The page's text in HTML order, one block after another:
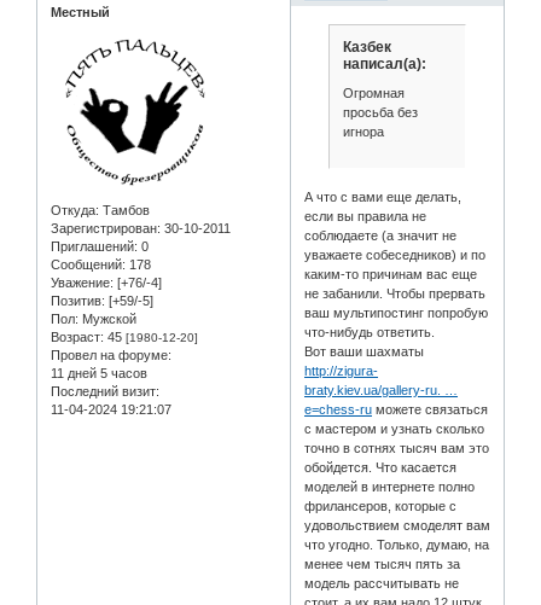
Местный
Откуда: Тамбов
Зарегистрирован: 30-10-2011
Приглашений: 0
Сообщений: 178
Уважение: [+76/-4]
Позитив: [+59/-5]
Пол: Мужской
Возраст: 45 [1980-12-20]
Провел на форуме:
11 дней 5 часов
Последний визит:
11-04-2024 19:21:07
Казбек
написал(а):
Огромная
просьба без
игнора
А что с вами еще делать,
если вы правила не
соблюдаете (а значит не
уважаете собеседников) и по
каким-то причинам вас еще
не забанили. Чтобы прервать
ваш мультипостинг попробую
что-нибудь ответить.
Вот ваши шахматы
http://zigura-
braty.kiev.ua/gallery-ru. …
e=chess-ru можете связаться
с мастером и узнать сколько
точно в сотнях тысяч вам это
обойдется. Что касается
моделей в интернете полно
фрилансеров, которые с
удовольствием смоделят вам
что угодно. Только, думаю, на
менее чем тысяч пять за
модель рассчитывать не